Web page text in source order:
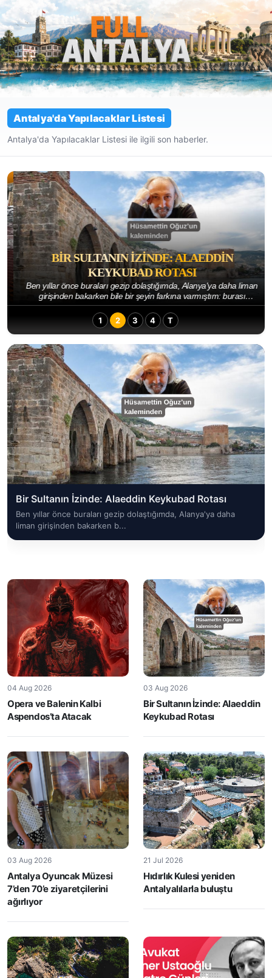
Antalya'da Yapılacaklar Listesi
Antalya'da Yapılacaklar Listesi ile ilgili son haberler.
BIR SULTANIN İZINDE: ALAEDDIN
KEYKUBAD ROTASI
Ben yıllar önce buraları gezip dolaştığımda, Alanya'ya daha liman
girişinden bakarken bile bir şeyin farkına varmıştım: burası
tesadüfen büyümüş bir kıyı kas...
1
2 3 4 T
Bir Sultanın İzinde: Alaeddin Keykubad Rotası
Ben yıllar önce buraları gezip dolaştığımda, Alanya'ya daha
liman girişinden bakarken b...
04 Aug 2026
Opera ve Balenin Kalbi
Aspendos’ta Atacak
03 Aug 2026
Bir Sultanın İzinde: Alaeddin
Keykubad Rotası
03 Aug 2026
Antalya Oyuncak Müzesi
7’den 70’e ziyaretçilerini
ağırlıyor
21 Jul 2026
Hıdırlık Kulesi yeniden
Antalyalılarla buluştu